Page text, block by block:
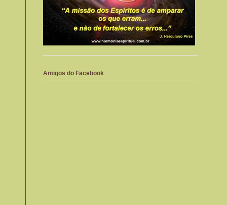
Amigos do Facebook